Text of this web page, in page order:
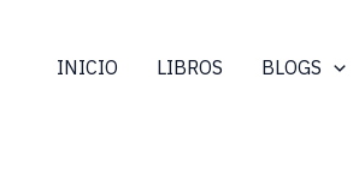
INICIO LIBROS BLOGS